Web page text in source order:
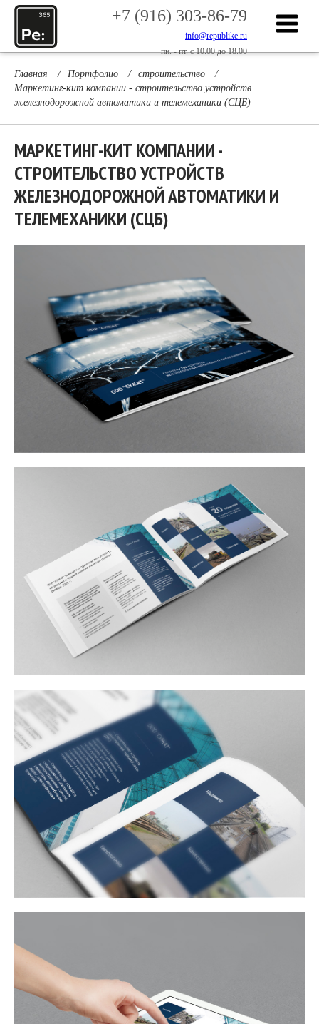
+7 (916) 303-86-79
info@republike.ru
пн. - пт. с 10.00 до 18.00
Главная / Портфолио / строительство
/
Маркетинг-кит компании - строительство устройств
железнодорожной автоматики и телемеханики (СЦБ)
МАРКЕТИНГ-КИТ КОМПАНИИ -
СТРОИТЕЛЬСТВО УСТРОЙСТВ
ЖЕЛЕЗНОДОРОЖНОЙ АВТОМАТИКИ И
ТЕЛЕМЕХАНИКИ (СЦБ)